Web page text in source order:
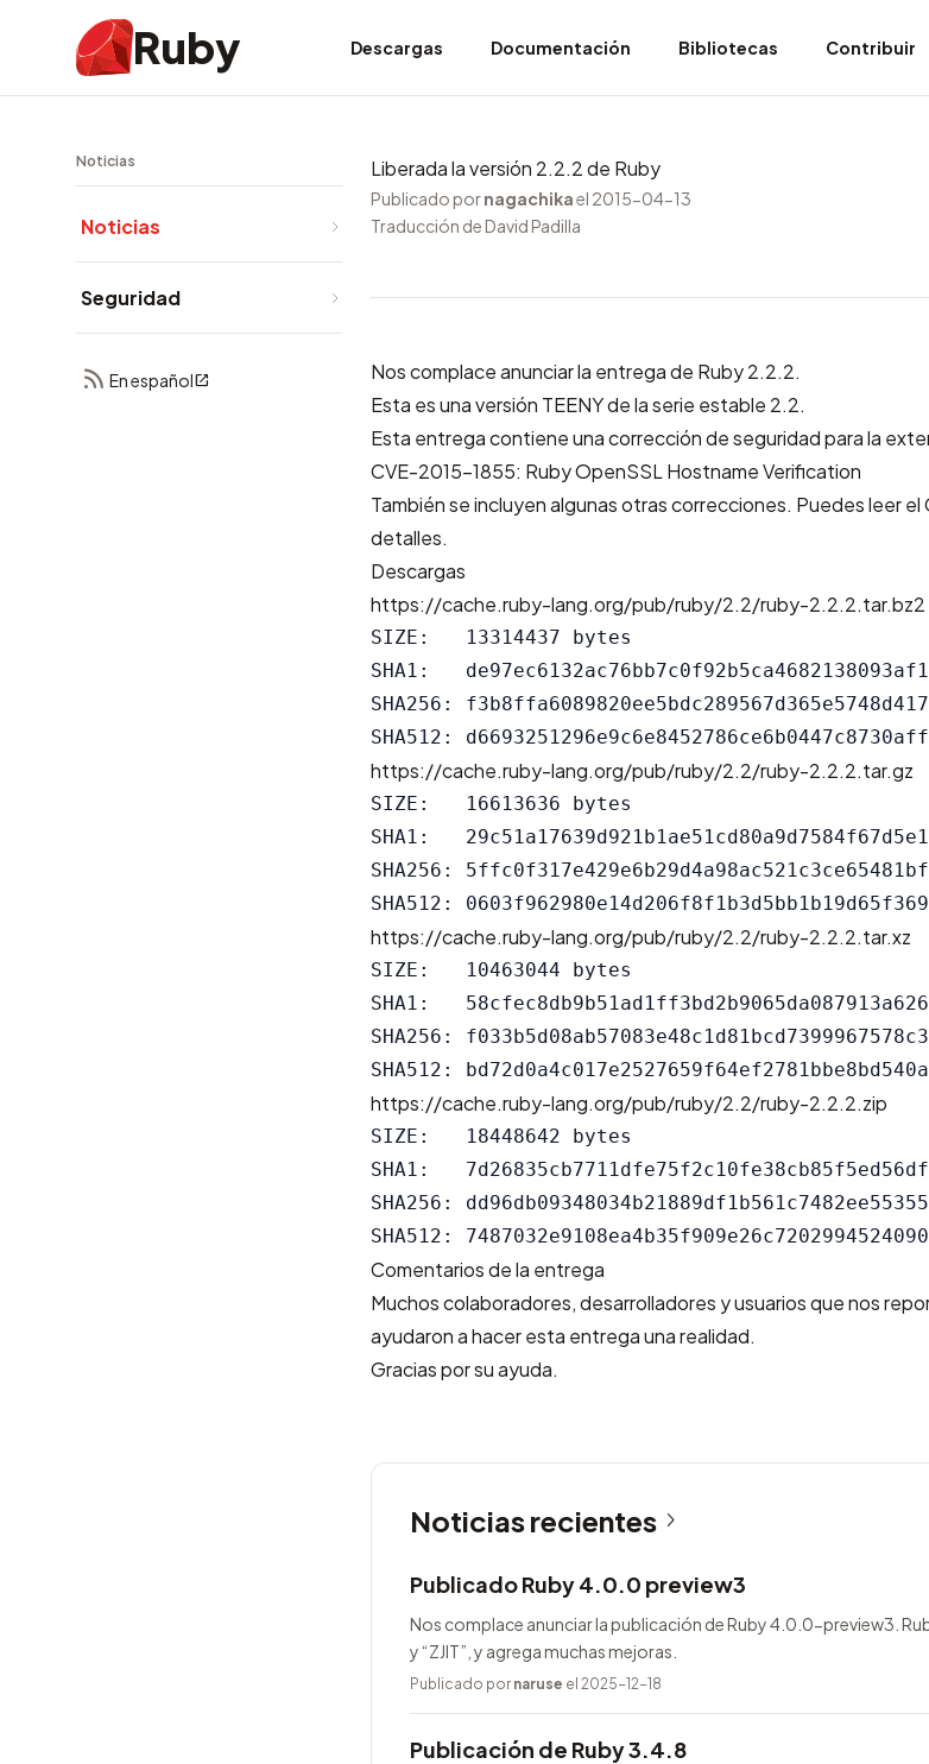
Ruby Descargas Documentación Bibliotecas Contribuir
Noticias
Noticias
Seguridad
En español
Liberada la versión 2.2.2 de Ruby
Publicado pornagachikael 2015-04-13
Traducción de David Padilla
Nos complace anunciar la entrega de Ruby 2.2.2.
Esta es una versión TEENY de la serie estable 2.2.
Esta entrega contiene una corrección de seguridad para la
CVE-2015-1855: Ruby OpenSSL Hostname Verification
También se incluyen algunas otras correcciones. Puedes leer el
detalles.
Descargas
https://cache.ruby-lang.org/pub/ruby/2.2/ruby-2.2.2.tar.bz2
SIZE:   13314437 bytes
SHA1:
SHA256:
https://cache.ruby-lang.org/pub/ruby/2.2/ruby-2.2.2.tar.gz
SIZE:   16613636 bytes
SHA1:
SHA256:
https://cache.ruby-lang.org/pub/ruby/2.2/ruby-2.2.2.tar.xz
SIZE:   10463044 bytes
SHA1:
SHA256:
https://cache.ruby-lang.org/pub/ruby/2.2/ruby-2.2.2.zip
SIZE:   18448642 bytes
SHA1:
SHA256:
Comentarios de la entrega
Muchos colaboradores, desarrolladores y usuarios que nos
ayudaron a hacer esta entrega una realidad.
Gracias por su ayuda.
Noticias recientes
Publicado Ruby 4.0.0 preview3
Nos complace anunciar la publicación de Ruby 4.0.0-preview3.
y “ZJIT”, y agrega muchas mejoras.
Publicado por naruse el 2025-12-18
Publicación de Ruby 3.4.8